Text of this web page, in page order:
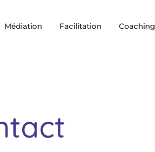
Médiation Facilitation Coaching